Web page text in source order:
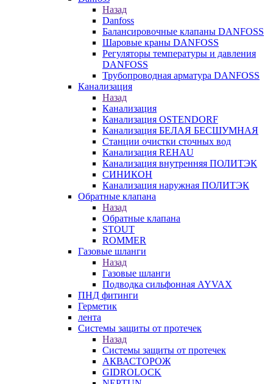
Назад
Danfoss
Балансировочные клапаны DANFOSS
Шаровые краны DANFOSS
Регуляторы температуры и давления
DANFOSS
Трубопроводная арматура DANFOSS
Канализация
Назад
Канализация
Канализация OSTENDORF
Канализация БЕЛАЯ БЕСШУМНАЯ
Станции очистки сточных вод
Канализация REHAU
Канализация внутренняя ПОЛИТЭК
СИНИКОН
Канализация наружная ПОЛИТЭК
Обратные клапана
Назад
Обратные клапана
STOUT
ROMMER
Газовые шланги
Назад
Газовые шланги
Подводка сильфонная AYVAX
ПНД фитинги
Герметик
лента
Системы защиты от протечек
Назад
Системы защиты от протечек
АКВАСТОРОЖ
GIDROLOCK